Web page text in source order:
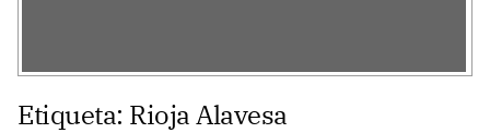
Etiqueta: Rioja Alavesa